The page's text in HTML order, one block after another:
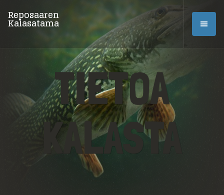
Reposaaren
Kalasatama
TIETOA
KALASTA